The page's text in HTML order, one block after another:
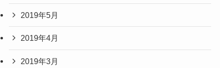
2019年5月
2019年4月
2019年3月